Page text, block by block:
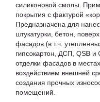
силиконовой смолы.
покрытия с фактурой
Предназначена для
штукатурки, бетон,
фасадов (в т.ч.
гипсокартон, ДСП, QSB и
отделки фасадов в
воздействием внешней
создания прочных
помещений.